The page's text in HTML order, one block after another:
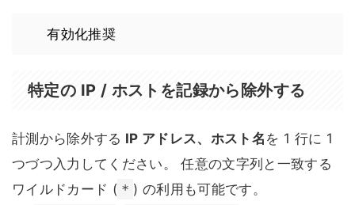
有効化推奨
特定の IP / ホストを記録から除外する
計測から除外する IP アドレス、ホスト名 を 1 行に 1
つづつ入力してください。 任意の文字列と一致する
ワイルドカード ( * ) の利用も可能です。